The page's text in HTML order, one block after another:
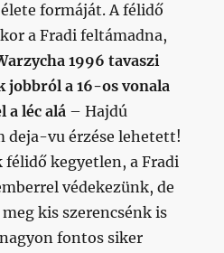
formáját. A félidő
a Fradi feltámadna,
1996 tavaszi
jobbról a 16-os vonala
a léc alá – Hajdú
deja-vu érzése lehetett!
félidő kegyetlen, a Fradi
védekezünk, de
kis szerencsénk is
fontos siker